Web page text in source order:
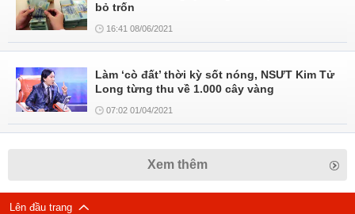
bỏ trốn
16:41 08/06/2021
Làm ‘cò đất’ thời kỳ sốt nóng, NSƯT Kim Tử
Long từng thu về 1.000 cây vàng
07:02 01/04/2021
Xem thêm
Lên đầu trang